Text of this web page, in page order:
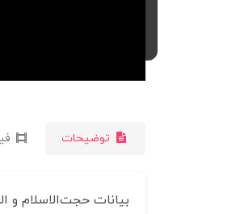
توضیحات
بیانات حجت‌الاسلام و